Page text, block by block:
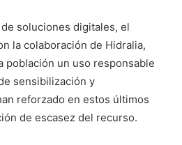
soluciones digitales, el
la colaboración de Hidralia,
población un uso responsable
sensibilización y
reforzado en estos últimos
de escasez del recurso.